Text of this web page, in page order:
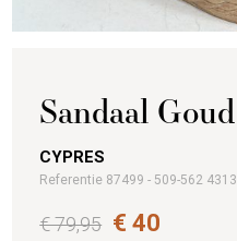
Sandaal Goud
CYPRES
Referentie 87499 - 509-562 4313
€ 79,95 € 40